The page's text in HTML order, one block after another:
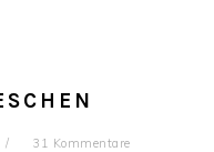
31 Kommentare